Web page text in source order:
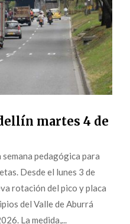
martes 4 de
semana pedagógica para
Desde el lunes 3 de
rotación del pico y placa
del Valle de Aburrá
La medida,...